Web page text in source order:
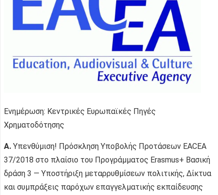
Ενημέρωση: Κεντρικές Ευρωπαϊκές Πηγές
Χρηματοδότησης
Α. Υπενθύμιση! Πρόσκληση Υποβολής Προτάσεων EACEA
37/2018 στο πλαίσιο του Προγράμματος Erasmus+ Βασική
δράση 3 — Υποστήριξη μεταρρυθμίσεων πολιτικής, Δίκτυα
και συμπράξεις παρόχων επαγγελματικής εκπαίδευσης